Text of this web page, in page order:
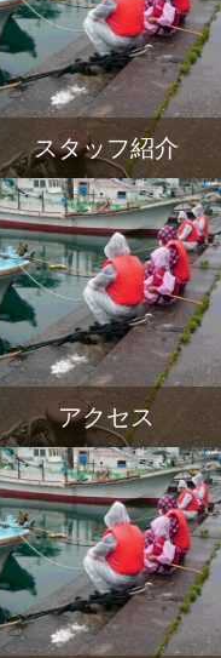
スタッフ紹介
アクセス